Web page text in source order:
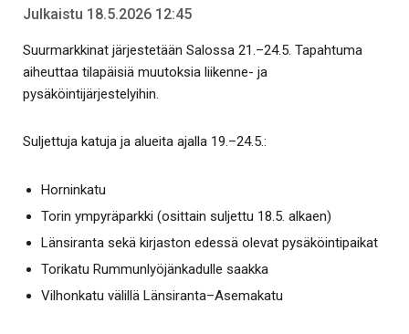
Julkaistu 18.5.2026 12:45
Suurmarkkinat järjestetään Salossa 21.–24.5. Tapahtuma
aiheuttaa tilapäisiä muutoksia liikenne- ja
pysäköintijärjestelyihin.
Suljettuja katuja ja alueita ajalla 19.–24.5.:
Horninkatu
Torin ympyräparkki (osittain suljettu 18.5. alkaen)
Länsiranta sekä kirjaston edessä olevat pysäköintipaikat
Torikatu Rummunlyöjänkadulle saakka
Vilhonkatu välillä Länsiranta–Asemakatu